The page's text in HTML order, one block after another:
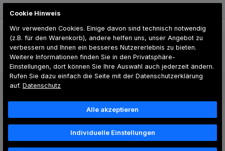
Zum Hauptinhalt springen
Du hast 0
PU-Paneele
Cookie Hinweis
Wir verwenden Cookies. Einige davon sind technisch notwendig
(z.B. für den Warenkorb), andere helfen uns, unser Angebot zu
verbessern und Ihnen ein besseres Nutzererlebnis zu bieten.
Weitere Informationen finden Sie in den Privatsphäre-
Einstellungen, dort können Sie Ihre Auswahl auch jederzeit ändern.
Rufen Sie dazu einfach die Seite mit der Datenschutzerklärung
auf.Datenschutz
Individuelle Einstellungen
Alle akzeptieren